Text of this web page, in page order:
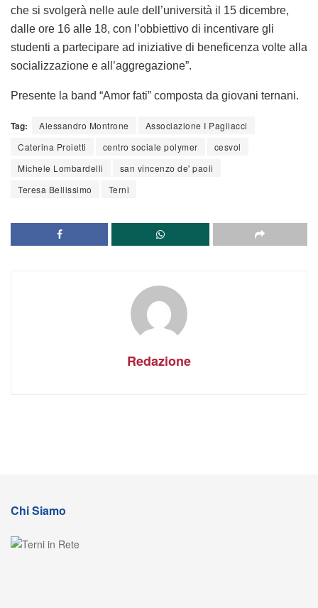
che si svolgerà nelle aule dell’università il 15 dicembre,
dalle ore 16 alle 18, con l’obbiettivo di incentivare gli
studenti a partecipare ad iniziative di beneficenza volte alla
socializzazione e all’aggregazione”.
Presente la band “Amor fati” composta da giovani ternani.
Tag: Alessandro Montrone
Associazione I Pagliacci
Caterina Proietti
centro sociale polymer
cesvol
Michele Lombardelli
san vincenzo de' paoli
Teresa Bellissimo
Terni
Redazione
Chi Siamo